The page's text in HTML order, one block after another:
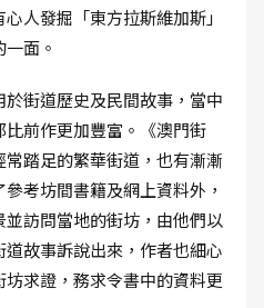
人發掘「東方拉斯維加斯」
面。
於街道歷史及民間故事，當中
前作更加豐富。《澳門街
踏足的繁華街道，也有漸漸
考坊間書籍及網上資料外，
訪問當地的街坊，由他們以
故事訴說出來，作者也細心
求證，務求令書中的資料更